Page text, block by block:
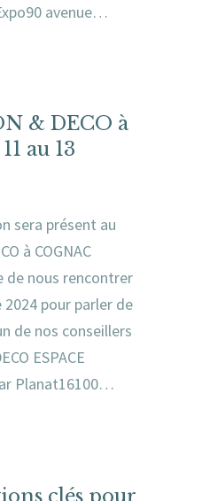
avenue…
& DECO à
au 13
sera présent au
à COGNAC
de nous rencontrer
pour parler de
de nos conseillers
ESPACE
Planat16100…
clés pour